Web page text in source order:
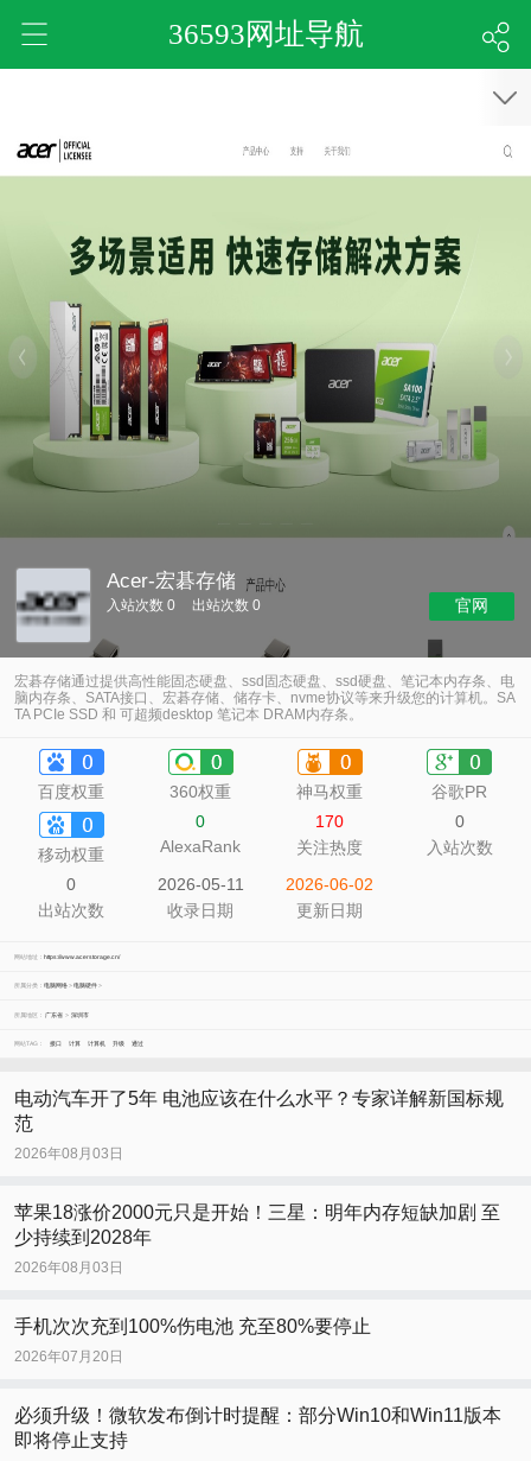
36593网址导航
Acer-宏碁存储
入站次数 0 出站次数 0 官网
宏碁存储通过提供高性能固态硬盘、ssd固态硬盘、ssd硬盘、笔记本内存条、电
脑内存条、SATA接口、宏碁存储、储存卡、nvme协议等来升级您的计算机。SA
TA PCIe SSD 和 可超频desktop 笔记本 DRAM内存条。
百度权重 360权重 神马权重 谷歌PR
移动权重
0
AlexaRank
170
关注热度
0
入站次数
0
出站次数
2026-05-11
收录日期
2026-06-02
更新日期
网站地址： https://www.acerstorage.cn/
所属分类： 电脑网络>电脑硬件>
所属地区： 广东省> 深圳市
网站TAG： 接口 计算 计算机 升级 通过
电动汽车开了5年 电池应该在什么水平？专家详解新国标规
范
2026年08月03日
苹果18涨价2000元只是开始！三星：明年内存短缺加剧 至
少持续到2028年
2026年08月03日
手机次次充到100%伤电池 充至80%要停止
2026年07月20日
必须升级！微软发布倒计时提醒：部分Win10和Win11版本
即将停止支持